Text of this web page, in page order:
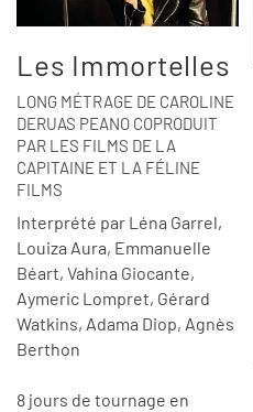
Les Immortelles
LONG MÉTRAGE DE CAROLINE
DERUAS PEANO COPRODUIT
PAR LES FILMS DE LA
CAPITAINE ET LA FÉLINE
FILMS
Interprété par Léna Garrel,
Louiza Aura, Emmanuelle
Béart, Vahina Giocante,
Aymeric Lompret, Gérard
Watkins, Adama Diop, Agnès
Berthon
8 jours de tournage en